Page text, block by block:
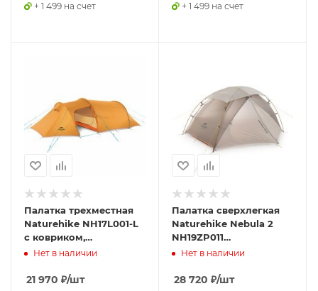
+ 1 499 на счет + 1 499 на счет
Палатка трехместная
Naturehike NH17L001-L
с ковриком,
оранжевая,
Нет в наличии
21 970 ₽/шт
Палатка сверхлегкая
Naturehike Nebula 2
NH19ZP011
двухместная, серая,
Нет в наличии
28 720 ₽/шт